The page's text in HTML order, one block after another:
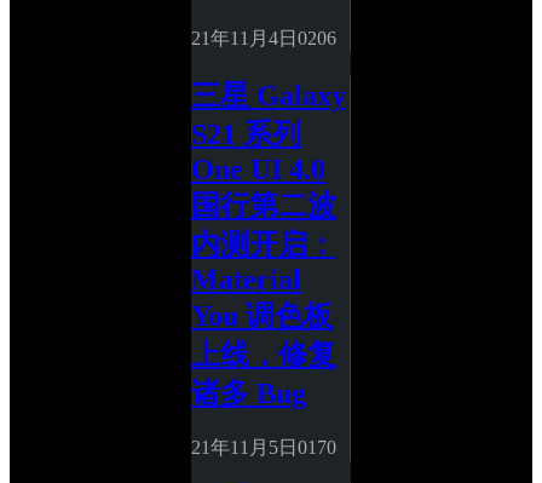
21年11月4日 0206
三星 Galaxy
S21 系列
One UI 4.0
国行第二波
内测开启：
Material
You 调色板
上线，修复
诸多 Bug
21年11月5日 0170